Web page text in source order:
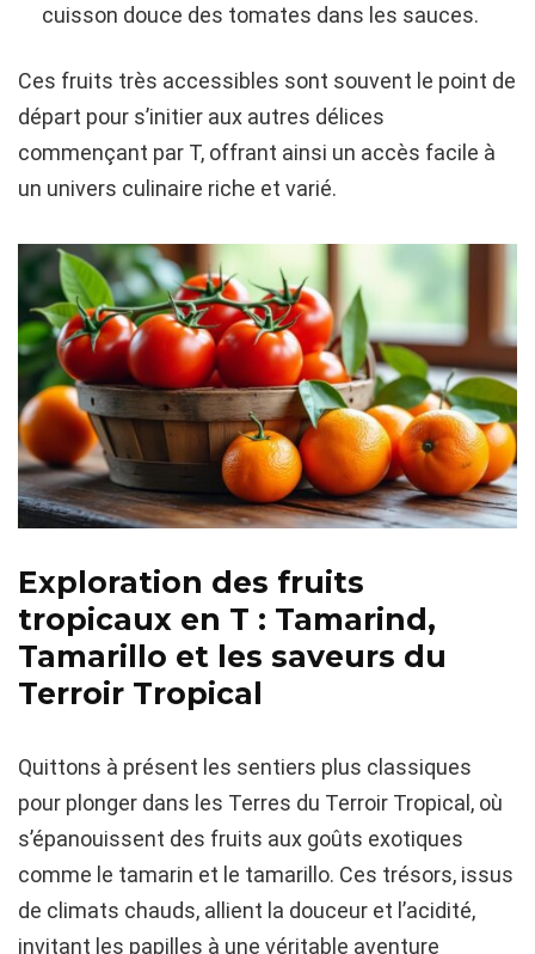
cuisson douce des tomates dans les sauces.
Ces fruits très accessibles sont souvent le point de
départ pour s’initier aux autres délices
commençant par T, offrant ainsi un accès facile à
un univers culinaire riche et varié.
Exploration des fruits
tropicaux en T : Tamarind,
Tamarillo et les saveurs du
Terroir Tropical
Quittons à présent les sentiers plus classiques
pour plonger dans les Terres du Terroir Tropical, où
s’épanouissent des fruits aux goûts exotiques
comme le tamarin et le tamarillo. Ces trésors, issus
de climats chauds, allient la douceur et l’acidité,
invitant les papilles à une véritable aventure